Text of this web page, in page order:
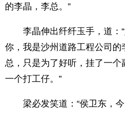
的李晶，李总。”
李晶伸出纤纤玉手，道：“
你，我是沙州道路工程公司
总，只是为了好听，挂了一个
一个打工仔。”
梁必发笑道：“侯卫东，今